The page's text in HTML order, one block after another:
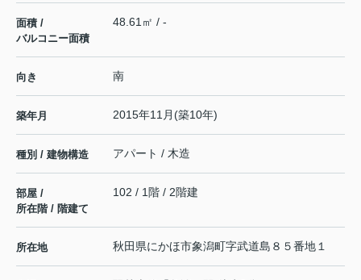
面積 /
バルコニー面積
48.61㎡ / -
向き 南
築年月 2015年11月(築10年)
種別 / 建物構造 アパート / 木造
部屋 /
所在階 / 階建て
102 / 1階 / 2階建
所在地 秋田県にかほ市象潟町字武道島８５番地１